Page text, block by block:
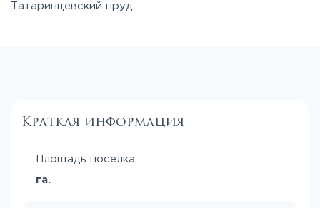
Татаринцевский пруд.
Краткая информация
Площадь поселка:
га.